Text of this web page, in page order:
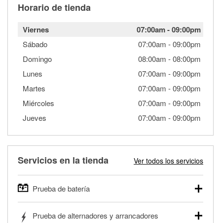
Horario de tienda
Viernes 07:00am-09:00pm
Sábado 07:00am -09:00pm
Domingo
08:00am -08:00pm
Lunes
07:00am -09:00pm
Martes
07:00am -09:00pm
Miércoles
07:00am -09:00pm
Jueves
07:00am -09:00pm
Servicios en la tienda Ver todos los servicios
Prueba de batería
autos, camionetas, SUVs, vehículos comerciales y
Prueba de alternadores y arrancadores